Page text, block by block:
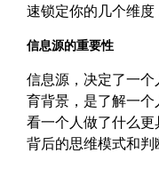
速锁定你的几个维度
信息源的重要性
信息源，决定了一
育背景，是了解一
看一个人做了什么
背后的思维模式和判